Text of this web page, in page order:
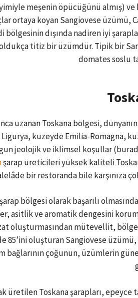
meşenin öpücüğünü almış)
ortaya koyan Sangiovese üzümü,
dışında nadiren iyi
titiz bir üzümdür. Tipik bir
domates soslu
uzanan Toskana bölgesi,
kuzeyde Emilia-Romagna,
jeolojik ve iklimsel koşullar
şarap üreticileri yüksek kaliteli
bir restoranda bile karşınıza
bölgesi olarak başarılı
asitlik ve aromatik dengesini
oluşturmasından mütevellit,
85’ini oluşturan Sangiovese
çoğunun, üzümlerin
üretilen Toskana şarapları,